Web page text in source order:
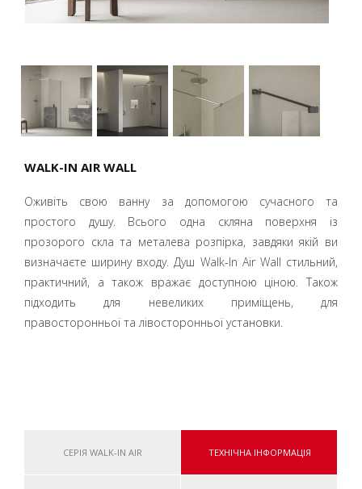
WALK-IN AIR WALL
Оживіть свою ванну за допомогою сучасного та
простого душу. Всього одна скляна поверхня із
прозорого скла та металева розпірка, завдяки якій ви
визначаєте ширину входу. Душ Walk-In Air Wall стильний,
практичний, а також вражає доступною ціною. Також
підходить для невеликих приміщень, для
правосторонньої та лівосторонньої установки.
СЕРІЯ WALK-IN AIR ТЕХНІЧНА ІНФОРМАЦІЯ